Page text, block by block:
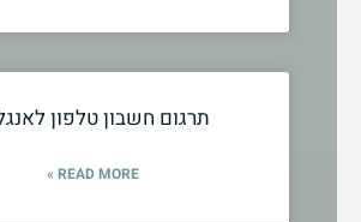
תרגום חשבון טלפון
READ MORE »